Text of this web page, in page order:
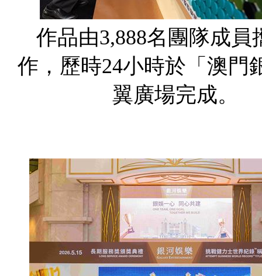
作品由3,888名團隊成員
作，歷時24小時於「澳門
翼廣場完成。